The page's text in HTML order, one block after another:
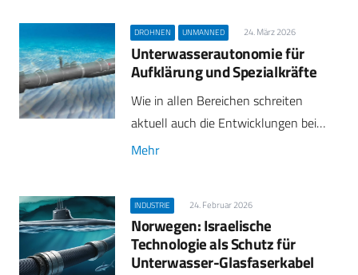
DROHNEN UNMANNED 24. März 2026
Unterwasserautonomie für
Aufklärung und Spezialkräfte
Wie in allen Bereichen schreiten
aktuell auch die Entwicklungen bei…
Mehr
INDUSTRIE 24. Februar 2026
Norwegen: Israelische
Technologie als Schutz für
Unterwasser-Glasfaserkabel